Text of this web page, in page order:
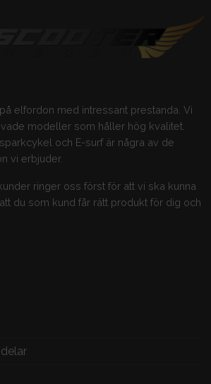
elfordon med intressant prestanda. Vi
modeller som håller hög kvalitet.
och E-surf är några av de
vi erbjuder.
ringer oss först för att vi ska kunna
du som kund får rätt produkt för dig och